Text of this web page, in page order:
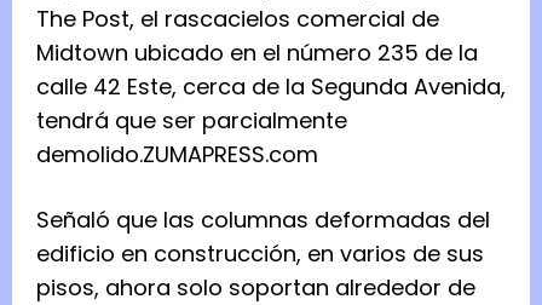
The Post, el rascacielos comercial de
Midtown ubicado en el número 235 de la
calle 42 Este, cerca de la Segunda Avenida,
tendrá que ser parcialmente
demolido.ZUMAPRESS.com
Señaló que las columnas deformadas del
edificio en construcción, en varios de sus
pisos, ahora solo soportan alrededor de